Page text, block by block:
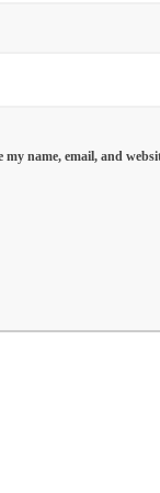
my name, email, and